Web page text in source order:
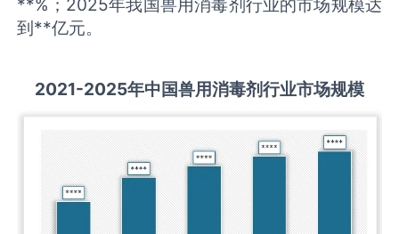
**%；2025年我国兽用消毒剂行业的市场规模达
到**亿元。
2021-2025年中国兽用消毒剂行业市场规模